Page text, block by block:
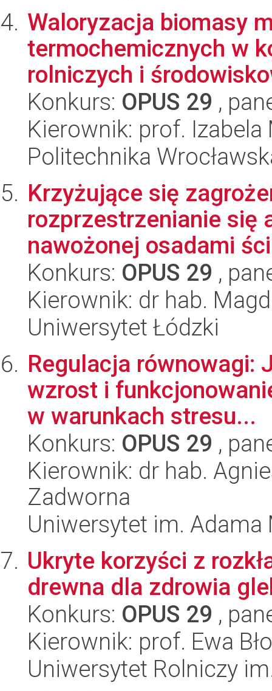
Waloryzacja biomasy
termochemicznych w
rolniczych i
Konkurs: OPUS 29 ,
Kierownik: prof.
Politechnika
Krzyżujące się
rozprzestrzenianie się
nawożonej osadami
Konkurs: OPUS 29 ,
Kierownik: dr hab.
Uniwersytet Łódzki
Regulacja równowagi:
wzrost i
w warunkach stresu...
Konkurs: OPUS 29 ,
Kierownik: dr hab.
Zadworna
Uniwersytet im.
Ukryte korzyści z
drewna dla zdrowia
Konkurs: OPUS 29 ,
Kierownik: prof. Ewa
Uniwersytet Rolniczy